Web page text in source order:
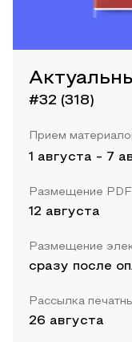
#32 (318)
Прием
1 августа - 7
Размещение
12 августа
Размещение
сразу после
Рассылка
26 августа